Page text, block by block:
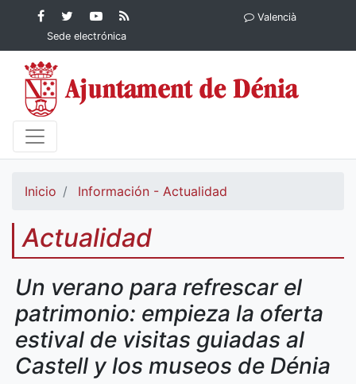
Contenido principalFacebook
Ayuntamiento de
Dénia
Ayuntamiento
de Dénia
YouTube
Ayuntamiento
de Dénia
Ayuntamiento
Sede electrónica
Valencià
Inicio Información - Actualidad
Actualidad
Un verano para refrescar el
patrimonio: empieza la oferta
estival de visitas guiadas al
Castell y los museos de Dénia